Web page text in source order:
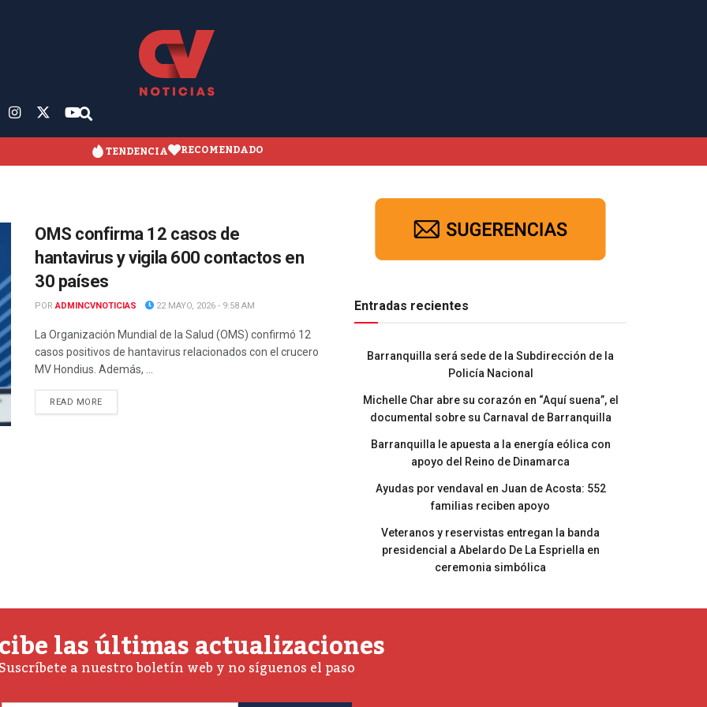
TENDENCIA RECOMENDADO
OMS confirma 12 casos de
hantavirus y vigila 600 contactos en
30 países
POR ADMINCVNOTICIAS 22 MAYO, 2026 - 9:58 AM
La Organización Mundial de la Salud (OMS) confirmó 12
casos positivos de hantavirus relacionados con el crucero
MV Hondius. Además, ...
READ MORE
Entradas recientes
Barranquilla será sede de la Subdirección de la
Policía Nacional
Michelle Char abre su corazón en “Aquí suena”, el
documental sobre su Carnaval de Barranquilla
Barranquilla le apuesta a la energía eólica con
apoyo del Reino de Dinamarca
Ayudas por vendaval en Juan de Acosta: 552
familias reciben apoyo
Veteranos y reservistas entregan la banda
presidencial a Abelardo De La Espriella en
ceremonia simbólica
las últimas actualizaciones
a nuestro boletín web y no síguenos el paso